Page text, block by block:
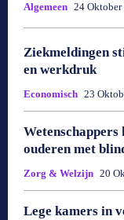
Algemeen 24 Oktober
Ziekmeldingen
en werkdruk
Economisch 23
ouderen met
Zorg & Welzijn 20
Lege kamers in